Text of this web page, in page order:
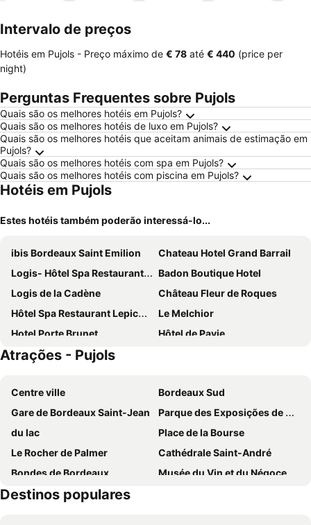
Intervalo de preços
Hotéis em Pujols - Preço máximo de ‎€ 78 até ‎€ 440 (price per
night)
Perguntas Frequentes sobre Pujols
Quais são os melhores hotéis em Pujols?
Quais são os melhores hotéis de luxo em Pujols?
Quais são os melhores hotéis que aceitam animais de estimação em
Pujols?
Quais são os melhores hotéis com spa em Pujols?
Quais são os melhores hotéis com piscina em Pujols?
Hotéis em Pujols
Estes hotéis também poderão interessá-lo...
ibis Bordeaux Saint Emilion
Chateau Hotel Grand Barrail
Logis- Hôtel Spa Restaurant l'Epicurial
Badon Boutique Hotel
Logis de la Cadène
Château Fleur de Roques
Hôtel Spa Restaurant Lepicurial
Le Melchior
Hotel Porte Brunet
Hôtel de Pavie
La Villa Des Vignes
Atrações - Pujols
Centre ville
Bordeaux Sud
Gare de Bordeaux Saint-Jean
Parque des Exposições de Bordeaux-Lac
du lac
Place de la Bourse
Le Rocher de Palmer
Cathédrale Saint-André
Bondes de Bordeaux
Musée du Vin et du Négoce - Cellier des Chartrons
Place des Quinconces
Destinos populares